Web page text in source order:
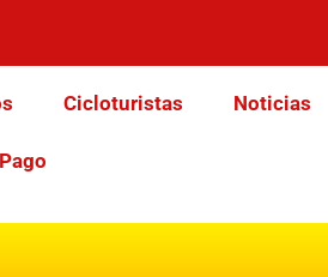
Cicloturistas Noticias